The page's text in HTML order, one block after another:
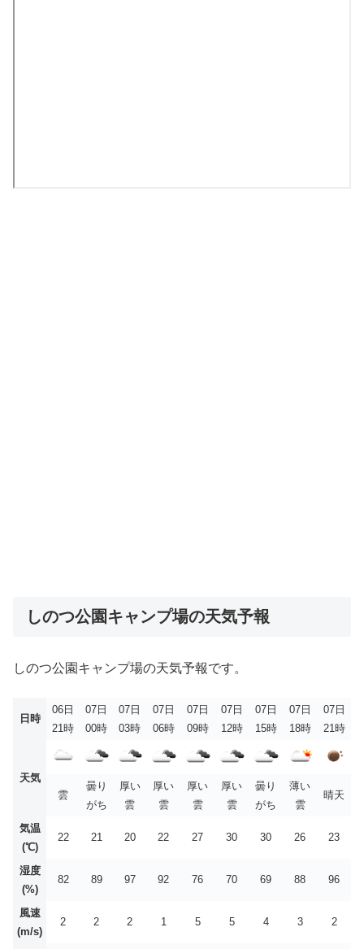
しのつ公園キャンプ場の天気予報
しのつ公園キャンプ場の天気予報です。
日時
06日
21時
07日
00時
07日
03時
07日
06時
07日
09時
07日
12時
07日
15時
07日
18時
07日
21時
天気
雲
曇り
がち
厚い
雲
厚い
雲
厚い
雲
厚い
雲
曇り
がち
薄い
雲
晴天
気温
(℃)
22 21 20 22 27 30 30 26 23
湿度
(%)
82 89 97 92 76 70 69 88 96
風速
(m/s)
2 2 2 1 5 5 4 3 2